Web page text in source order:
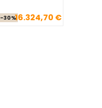
Precio base
-30% Precio
16.324,70 €